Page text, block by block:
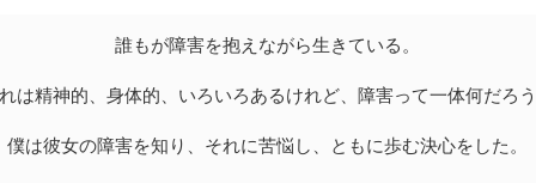
誰もが障害を抱えながら生きている。
は精神的、身体的、いろいろあるけれど、障害って一体何だろ
僕は彼女の障害を知り、それに苦悩し、ともに歩む決心をした。